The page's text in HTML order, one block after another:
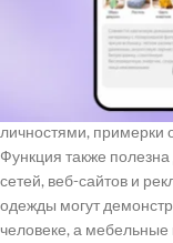
Компания Яндекс
«Алиса AI», которая
два исходных снимка.
открывает
личностями, примерки
Функция также
сетей, веб-сайтов и
одежды могут
человеке, а